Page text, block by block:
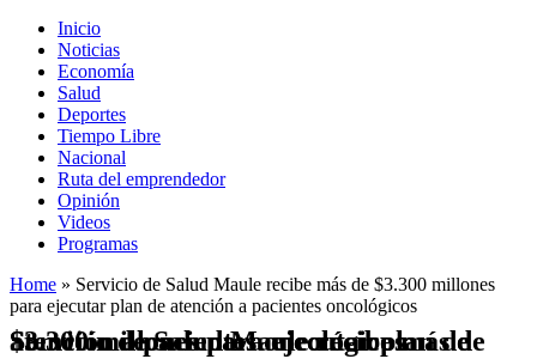
Inicio
Noticias
Economía
Salud
Deportes
Tiempo Libre
Nacional
Ruta del emprendedor
Opinión
Videos
Programas
Home » Servicio de Salud Maule recibe más de $3.300 millones
para ejecutar plan de atención a pacientes oncológicos
Servicio de Salud Maule recibe más de $3.300 millones para ejecutar plan de atención a pacientes oncológicos